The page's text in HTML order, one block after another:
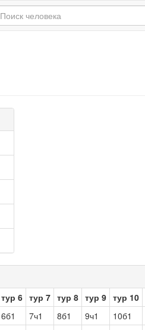
тур 6 тур 7 тур 8 тур 9 тур 10
6б1 7ч1 8б1 9ч1 10б1